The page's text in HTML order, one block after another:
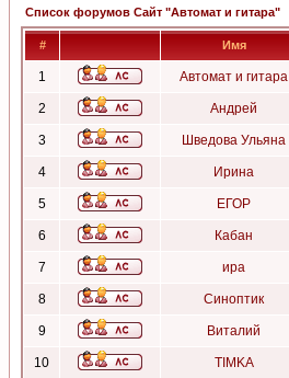
Список форумов Сайт "Автомат и гитара"
# Имя
1 Автомат и гитара
2 Андрей
3 Шведова Ульяна
4 Ирина
5 ЕГОР
6 Кабан
7 ира
8 Синоптик
9 Виталий
10 TIMKA